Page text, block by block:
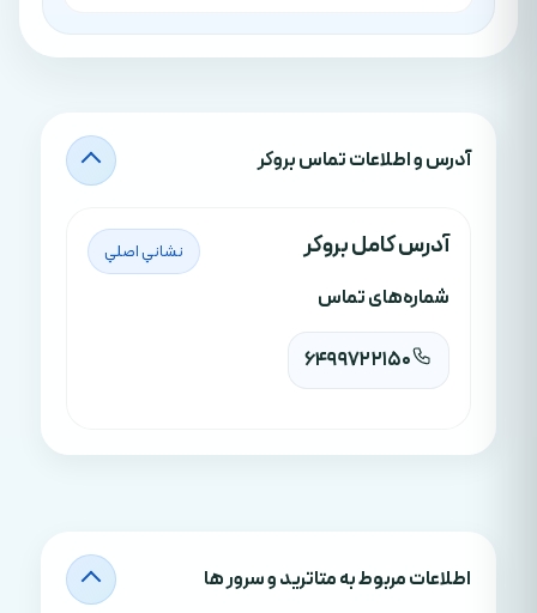
آدرس‌ و اطلاعات تماس بروکر
آدرس کامل بروکر نشاني اصلي
شماره‌های تماس
6499722150
اطلاعات مربوط به متاترید و سرور ها